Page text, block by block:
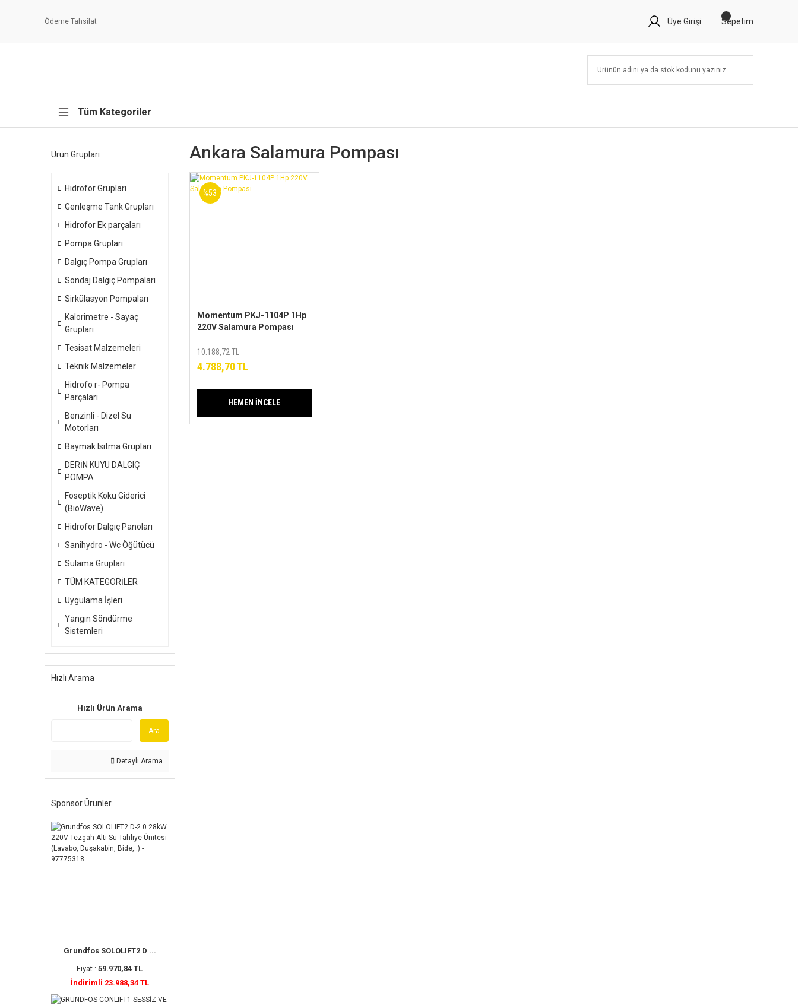
Ödeme Tahsilat Üye Girişi Sepetim
Tüm Kategoriler
Ürün Grupları
Hidrofor Grupları
Genleşme Tank Grupları
Hidrofor Ek parçaları
Pompa Grupları
Dalgıç Pompa Grupları
Sondaj Dalgıç Pompaları
Sirkülasyon Pompaları
Kalorimetre - Sayaç
Grupları
Tesisat Malzemeleri
Teknik Malzemeler
Hidrofo r- Pompa
Parçaları
Benzinli - Dizel Su
Motorları
Baymak Isıtma Grupları
DERİN KUYU DALGIÇ
POMPA
Foseptik Koku Giderici
(BioWave)
Hidrofor Dalgıç Panoları
Sanihydro - Wc Öğütücü
Sulama Grupları
TÜM KATEGORİLER
Uygulama İşleri
Yangın Söndürme
Sistemleri
Hızlı Arama
Hızlı Ürün Arama
Ara
Detaylı Arama
Sponsor Ürünler
Grundfos SOLOLIFT2 D ...
Fiyat :59.970,84 TL
İndirimli 23.988,34 TL
Ankara Salamura Pompası
%53
Momentum PKJ-1104P 1Hp
220V Salamura Pompası
10.188,72 TL
4.788,70 TL
HEMEN İNCELE